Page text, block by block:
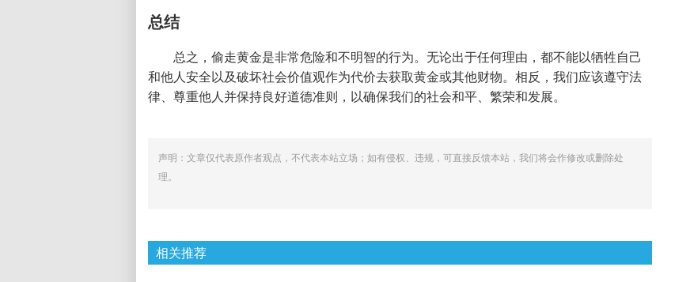
总结
总之，偷走黄金是非常危险和不明智的行为。无论出于任何理由，都不能以牺牲自己
和他人安全以及破坏社会价值观作为代价去获取黄金或其他财物。相反，我们应该遵守法
律、尊重他人并保持良好道德准则，以确保我们的社会和平、繁荣和发展。
声明：文章仅代表原作者观点，不代表本站立场；如有侵权、违规，可直接反馈本站，我们将会作修改或删除处
理。
相关推荐